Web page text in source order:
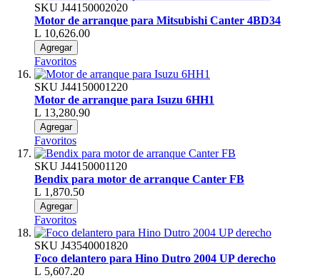
SKU J44150002020
Motor de arranque para Mitsubishi Canter 4BD34
L 10,626.00
Agregar
Favoritos
SKU J44150001220
Motor de arranque para Isuzu 6HH1
L 13,280.90
Agregar
Favoritos
SKU J44150001120
Bendix para motor de arranque Canter FB
L 1,870.50
Agregar
Favoritos
SKU J43540001820
Foco delantero para Hino Dutro 2004 UP derecho
L 5,607.20